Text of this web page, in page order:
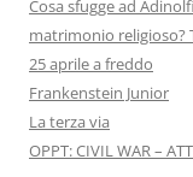
Cosa sfugge ad
matrimonio religioso?
25 aprile a freddo
Frankenstein Junior
La terza via
OPPT: CIVIL WAR –